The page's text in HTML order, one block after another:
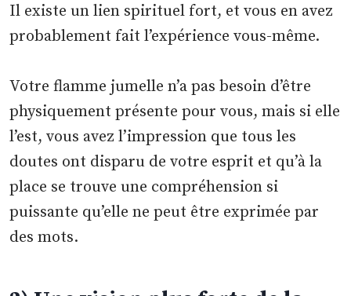
Il existe un lien spirituel fort, et vous en avez
probablement fait l’expérience vous-même.
Votre flamme jumelle n’a pas besoin d’être
physiquement présente pour vous, mais si elle
l’est, vous avez l’impression que tous les
doutes ont disparu de votre esprit et qu’à la
place se trouve une compréhension si
puissante qu’elle ne peut être exprimée par
des mots.